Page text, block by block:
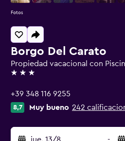
Borgo Del Carato
Propiedad vacacional con
3 estrellas
+39 348 116 9255
8,7 Muy bueno 242
Fotos